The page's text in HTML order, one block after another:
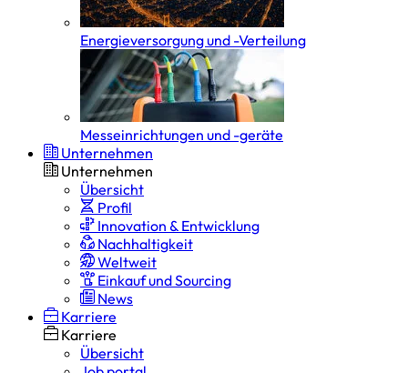
Energieversorgung und -Verteilung
Messeinrichtungen und -geräte
Unternehmen
Unternehmen
Übersicht
Profil
Innovation & Entwicklung
Nachhaltigkeit
Weltweit
Einkauf und Sourcing
News
Karriere
Karriere
Übersicht